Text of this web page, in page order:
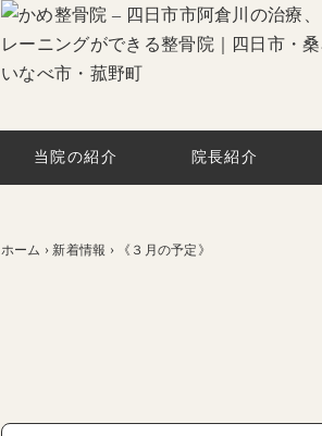
当院の紹介 院長紹介
ホーム › 新着情報 › 《３月の予定》